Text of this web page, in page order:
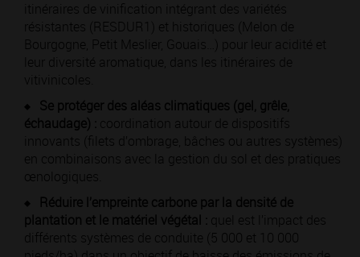
itinéraires de vinification intégrant des variétés
résistantes (RESDUR1) et historiques (Melon de
Bourgogne, Petit Meslier, Gouais…) pour leur acidité et
leur diversité aromatique, dans les itinéraires de
vitivinicoles.
Se protéger des aléas climatiques (gel, grêle,
échaudage) : coordination autour de dispositifs
innovants (filets d’ombrage, bâches ou autres systèmes)
en combinaisons avec la gestion du sol et des pratiques
œnologiques.
Réduire l’empreinte carbone par la densité de
plantation et le matériel végétal : quel est l’impact des
différents systèmes de conduite (5 000 et 10 000